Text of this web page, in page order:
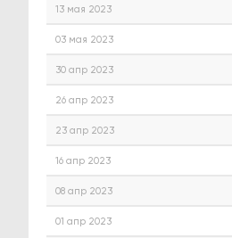
13 мая 2023
03 мая 2023
30 апр 2023
26 апр 2023
23 апр 2023
16 апр 2023
08 апр 2023
01 апр 2023